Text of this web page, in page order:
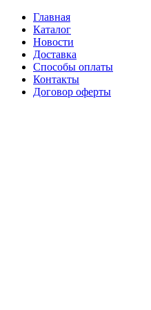
Главная
Каталог
Новости
Доставка
Способы оплаты
Контакты
Договор оферты